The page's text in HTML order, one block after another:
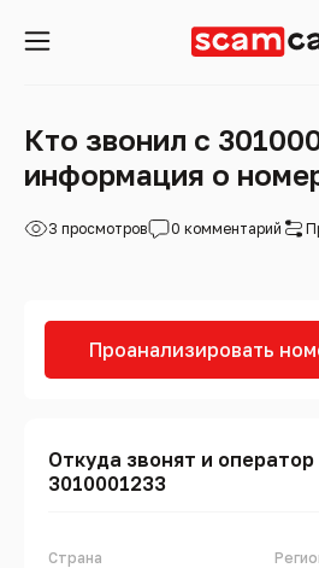
Кто звонил с
информация о
3 просмотров 0 комментарий
Проанализировать
Откуда звонят и
3010001233
Страна